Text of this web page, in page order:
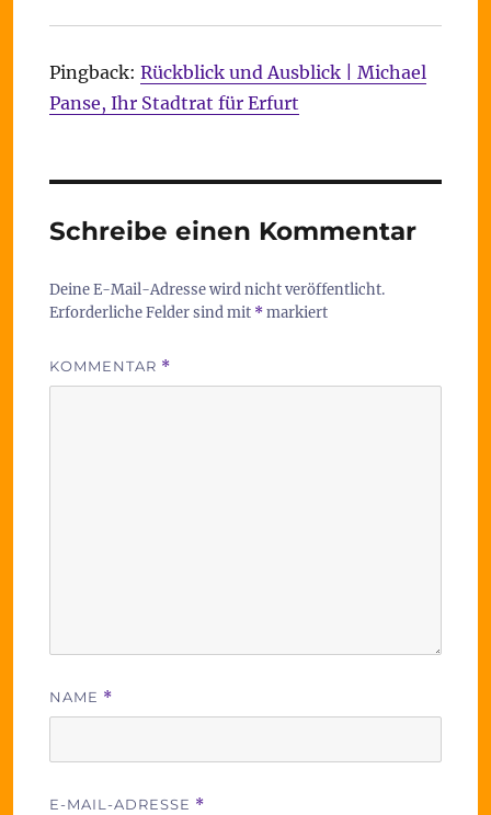
Pingback: Rückblick und Ausblick | Michael
Panse, Ihr Stadtrat für Erfurt
Schreibe einen Kommentar
Deine E-Mail-Adresse wird nicht veröffentlicht.
Erforderliche Felder sind mit *markiert
KOMMENTAR *
NAME *
E-MAIL-ADRESSE *